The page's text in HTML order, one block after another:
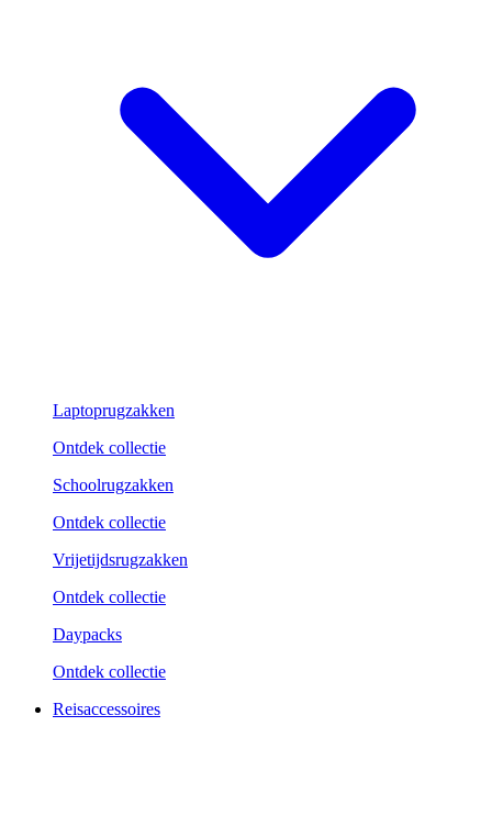
Laptoprugzakken
Ontdek collectie
Schoolrugzakken
Ontdek collectie
Vrijetijdsrugzakken
Ontdek collectie
Daypacks
Ontdek collectie
Reisaccessoires